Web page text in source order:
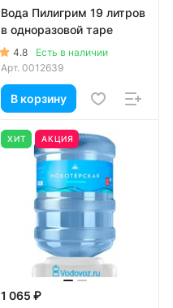
Вода Пилигрим 19 литров
в одноразовой таре
4.8
Есть в наличии
Арт. 0012639
В корзину
ХИТ АКЦИЯ
1 065 ₽